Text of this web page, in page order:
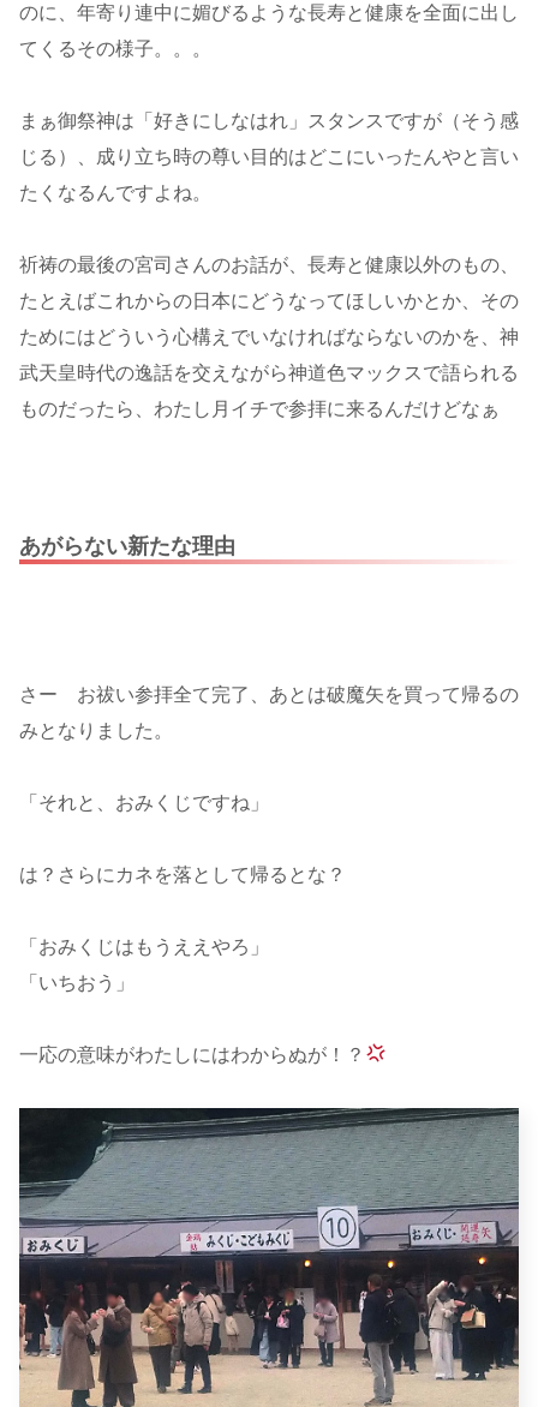
のに、年寄り連中に媚びるような長寿と健康を全面に出し
てくるその様子。。。
まぁ御祭神は「好きにしなはれ」スタンスですが（そう感
じる）、成り立ち時の尊い目的はどこにいったんやと言い
たくなるんですよね。
祈祷の最後の宮司さんのお話が、長寿と健康以外のもの、
たとえばこれからの日本にどうなってほしいかとか、その
ためにはどういう心構えでいなければならないのかを、神
武天皇時代の逸話を交えながら神道色マックスで語られる
ものだったら、わたし月イチで参拝に来るんだけどなぁ
あがらない新たな理由
さー お祓い参拝全て完了、あとは破魔矢を買って帰るの
みとなりました。
「それと、おみくじですね」
は？さらにカネを落として帰るとな？
「おみくじはもうええやろ」
「いちおう」
一応の意味がわたしにはわからぬが！？